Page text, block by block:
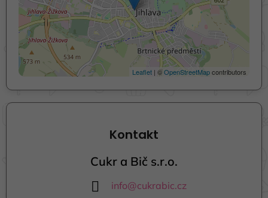
Leaflet | ©OpenStreetMapcontributors
Kontakt
Cukr a Bič s.r.o.
info@cukrabic.cz